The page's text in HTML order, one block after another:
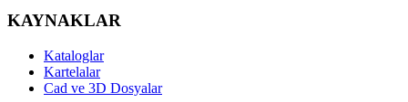
KAYNAKLAR
Kataloglar
Kartelalar
Cad ve 3D Dosyalar